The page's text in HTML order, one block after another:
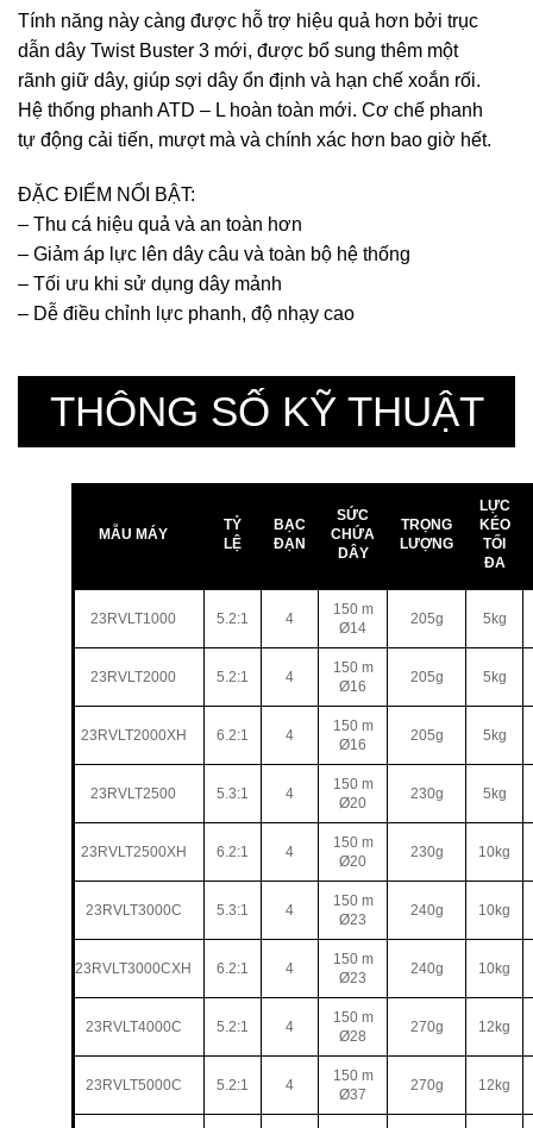
Tính năng này càng được hỗ trợ hiệu quả hơn bởi trục
dẫn dây Twist Buster 3 mới, được bổ sung thêm một
rãnh giữ dây, giúp sợi dây ổn định và hạn chế xoắn rối.
Hệ thống phanh ATD – L hoàn toàn mới. Cơ chế phanh
tự động cải tiến, mượt mà và chính xác hơn bao giờ hết.
ĐẶC ĐIỂM NỔI BẬT:
– Thu cá hiệu quả và an toàn hơn
– Giảm áp lực lên dây câu và toàn bộ hệ thống
– Tối ưu khi sử dụng dây mảnh
– Dễ điều chỉnh lực phanh, độ nhạy cao
THÔNG SỐ KỸ THUẬT
MẪU MÁY
TỶ
LỆ
BẠC
ĐẠN
SỨC
CHỨA
DÂY
TRỌNG
LƯỢNG
LỰC
KÉO
TỐI
ĐA
23RVLT1000 5.2:1 4
150 m
Ø14
205g 5kg
23RVLT2000 5.2:1 4
150 m
Ø16
205g 5kg
23RVLT2000XH 6.2:1 4
150 m
Ø16
205g 5kg
23RVLT2500 5.3:1 4
150 m
Ø20
230g 5kg
23RVLT2500XH 6.2:1 4
150 m
Ø20
230g 10kg
23RVLT3000C 5.3:1 4
150 m
Ø23
240g 10kg
23RVLT3000CXH 6.2:1 4
150 m
Ø23
240g 10kg
23RVLT4000C 5.2:1 4
150 m
Ø28
270g 12kg
23RVLT5000C 5.2:1 4
150 m
Ø37
270g 12kg